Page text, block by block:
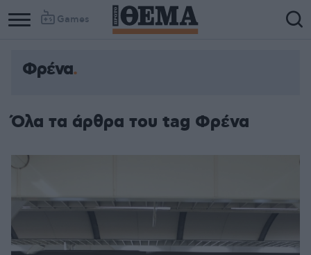
Games
Φρένα
Όλα τα άρθρα του tag Φρένα